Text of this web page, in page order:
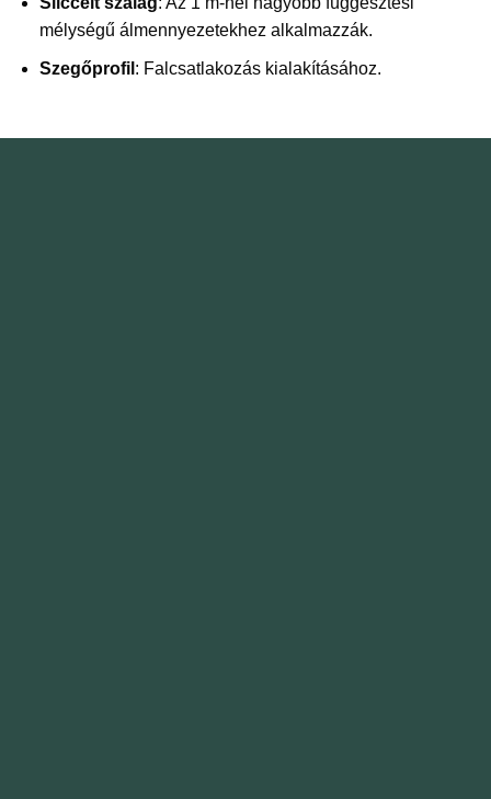
mélységű álmennyezetekhez alkalmazzák.
Szegőprofil : Falcsatlakozás kialakításához.